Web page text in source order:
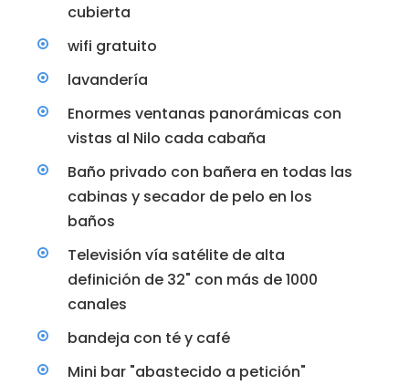
cubierta
wifi gratuito
lavandería
Enormes ventanas panorámicas con
vistas al Nilo cada cabaña
Baño privado con bañera en todas las
cabinas y secador de pelo en los
baños
Televisión vía satélite de alta
definición de 32" con más de 1000
canales
bandeja con té y café
Mini bar "abastecido a petición"